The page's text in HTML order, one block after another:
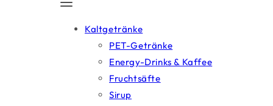
Kaltgetränke
PET-Getränke
Energy-Drinks & Kaffee
Fruchtsäfte
Sirup